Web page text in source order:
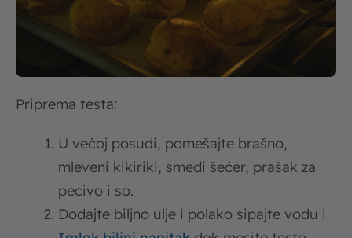
Priprema testa:
U većoj posudi, pomešajte brašno,
mleveni kikiriki, smeđi šećer, prašak za
pecivo i so.
Dodajte biljno ulje i polako sipajte vodu i